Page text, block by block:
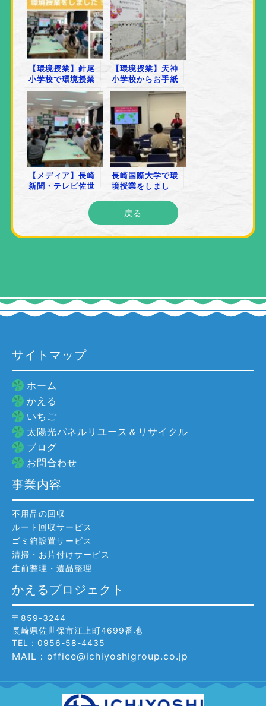
【環境授業】針尾
小学校で環境授業
をしてきました！
【環境授業】天神
小学校からお手紙
が届きました
【メディア】長崎
新聞・テレビ佐世
長崎国際大学で環
境授業をしまし
戻る
サイトマップ
ホーム
かえる
いちご
太陽光パネルリユース＆リサイクル
ブログ
お問合わせ
事業内容
不用品の回収
ルート回収サービス
ゴミ箱設置サービス
清掃・お片付けサービス
生前整理・遺品整理
かえるプロジェクト
〒859-3244
長崎県佐世保市江上町4699番地
TEL：0956-58-4435
MAIL：office@ichiyoshigroup.co.jp